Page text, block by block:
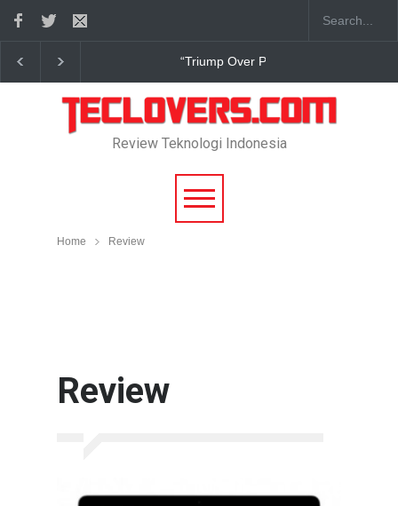
True Digital Plus janji dukung pengembang game
Review Teknologi Indonesia
Home Review
Review